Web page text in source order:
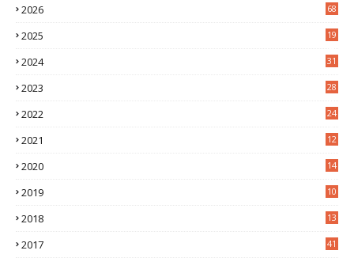
2026 68
2025
19
2024
31
2023
28
2022
24
2021
12
2020
14
2019
10
2018
13
2017 41